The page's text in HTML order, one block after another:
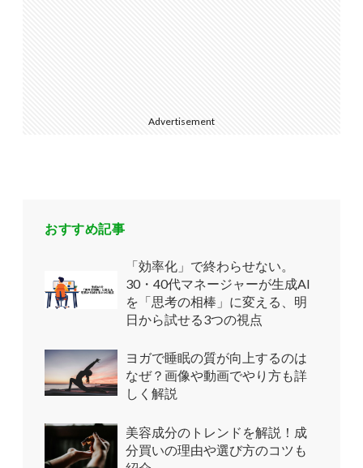
Advertisement
おすすめ記事
「効率化」で終わらせない。
30・40代マネージャーが生成AI
を「思考の相棒」に変える、明
日から試せる3つの視点
ヨガで睡眠の質が向上するのは
なぜ？画像や動画でやり方も詳
しく解説
美容成分のトレンドを解説！成
分買いの理由や選び方のコツも